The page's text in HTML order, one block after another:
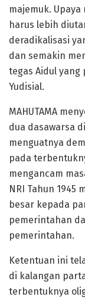
majemuk.
harus lebih
deradikalisasi
dan semakin
tegas Aidul yang
Yudisial.
MAHUTAMA
dua dasawarsa
menguatnya
pada
mengancam
NRI Tahun 1945
besar kepada
pemerintahan
pemerintahan.
Ketentuan ini
di kalangan
terbentuknya